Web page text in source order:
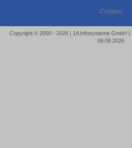
Cookies
Copyright © 2000 - 2026 | 1A Infosysteme GmbH
06.08.2026